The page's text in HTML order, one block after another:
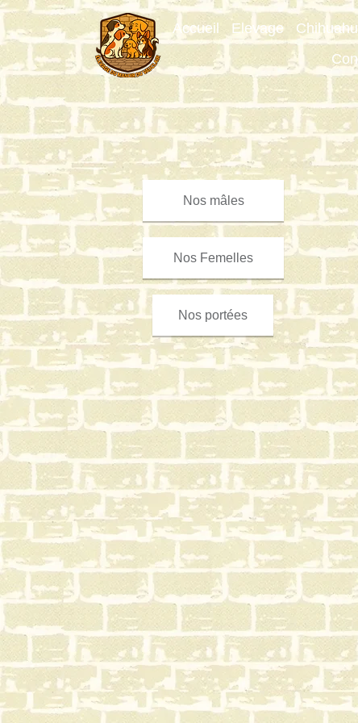
Accueil Elevage
Nos mâles
Nos Femelles
Nos portées